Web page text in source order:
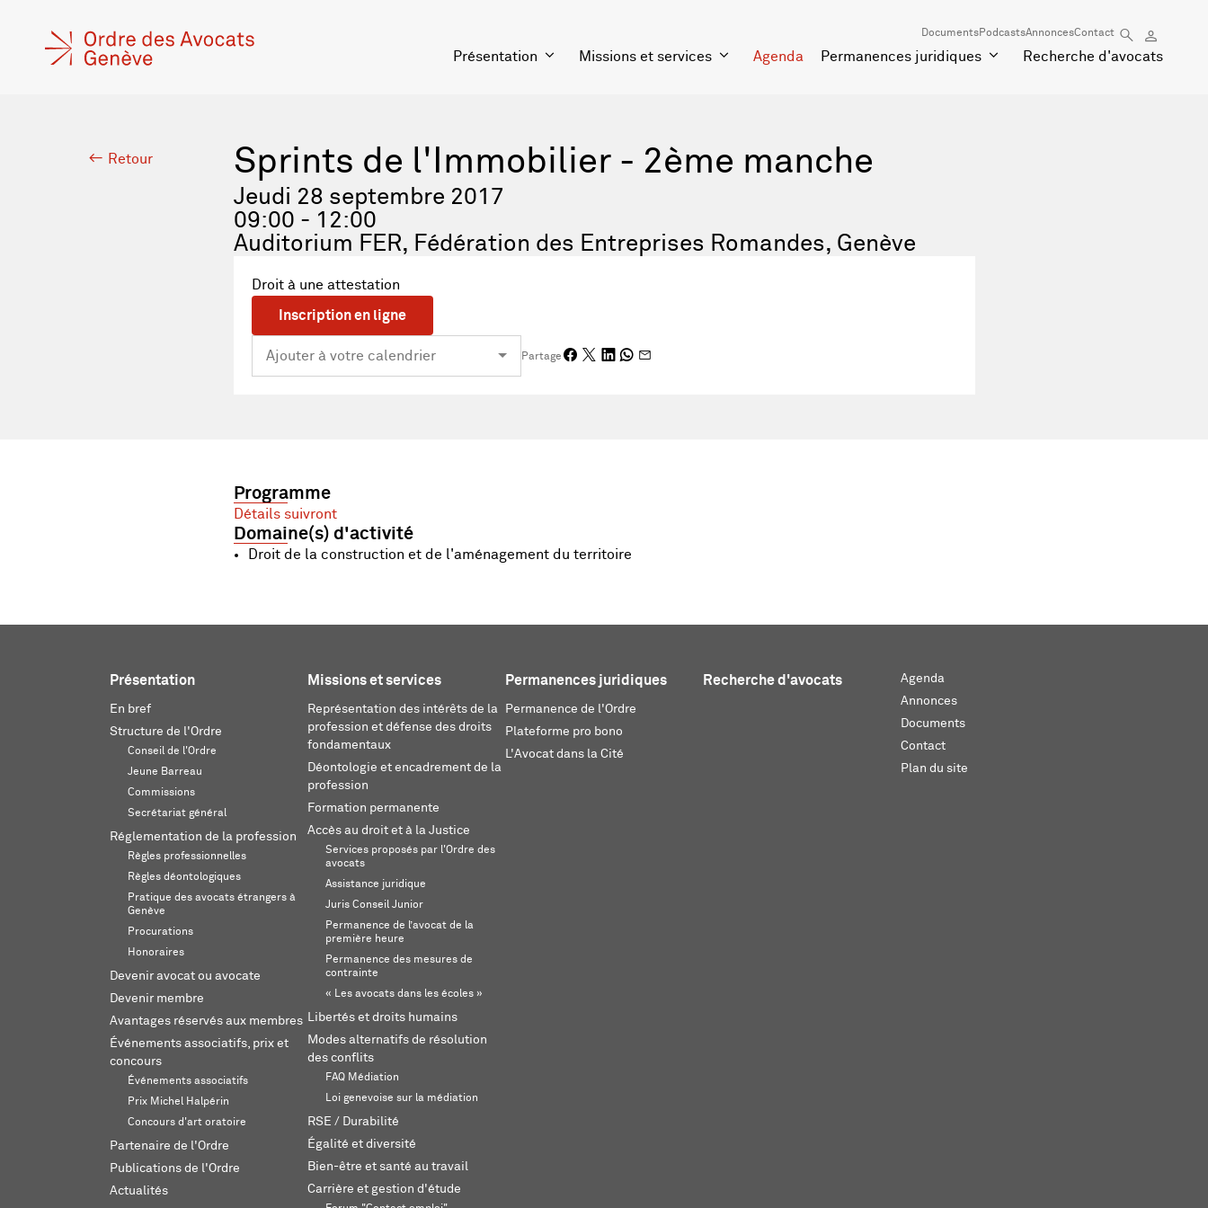
DocumentsPodcastsAnnoncesContact
Présentation Missions et services Agenda Permanences juridiques Recherche d'avocats
Retour Sprints de l'Immobilier - 2ème manche
Jeudi 28 septembre 2017
09:00 - 12:00
Auditorium FER, Fédération des Entreprises Romandes, Genève
Droit à une attestation
Inscription en ligne
Partage
Programme
Détails suivront
Domaine(s) d'activité
Droit de la construction et de l'aménagement du territoire
Présentation
En bref
Structure de l'Ordre
Conseil de l'Ordre
Jeune Barreau
Commissions
Secrétariat général
Réglementation de la profession
Règles professionnelles
Règles déontologiques
Pratique des avocats étrangers à
Genève
Procurations
Honoraires
Devenir avocat ou avocate
Devenir membre
Avantages réservés aux membres
Événements associatifs, prix et
concours
Événements associatifs
Prix Michel Halpérin
Concours d'art oratoire
Partenaire de l'Ordre
Publications de l'Ordre
Actualités
Missions et services
Représentation des intérêts de la
profession et défense des droits
fondamentaux
Déontologie et encadrement de la
profession
Formation permanente
Accès au droit et à la Justice
Services proposés par l'Ordre des
avocats
Assistance juridique
Juris Conseil Junior
Permanence de l’avocat de la
première heure
Permanence des mesures de
contrainte
« Les avocats dans les écoles »
Libertés et droits humains
Modes alternatifs de résolution
des conflits
FAQ Médiation
Loi genevoise sur la médiation
RSE / Durabilité
Égalité et diversité
Bien-être et santé au travail
Carrière et gestion d'étude
Permanences juridiques
Permanence de l'Ordre
Plateforme pro bono
L'Avocat dans la Cité
Recherche d'avocats
Agenda
Annonces
Documents
Contact
Plan du site